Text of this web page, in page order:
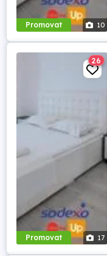
Promovat 10
Promovat 17
26